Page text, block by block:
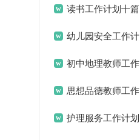
划15篇读书工作计划十篇
幼儿园安全工作计
划(通用15篇)
初中地理教师工作
计划思想品德教师工作
计划护理服务工作计划